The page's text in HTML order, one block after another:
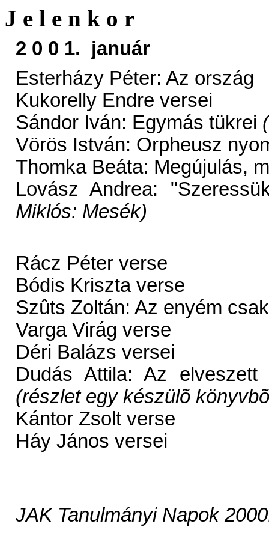
J e l e n k o r
2 0 0 1. január
Esterházy Péter: Az ország
Kukorelly Endre versei
Sándor Iván: Egymás tükrei
Vörös István: Orpheusz
Thomka Beáta: Megújulás,
Lovász Andrea:
Miklós: Mesék)
Rácz Péter verse
Bódis Kriszta verse
Szûts Zoltán: Az enyém
Varga Virág verse
Déri Balázs versei
Dudás Attila: Az
(részlet egy készülõ
Kántor Zsolt verse
Háy János versei
JAK Tanulmányi Napok